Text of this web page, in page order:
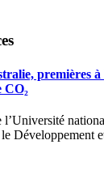
premières
CO₂
Développement